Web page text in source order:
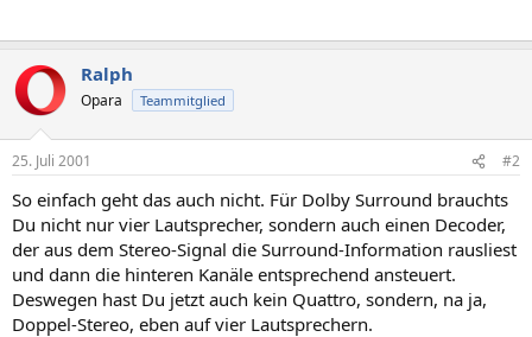
Ralph
Opara Teammitglied
25. Juli 2001 #2
So einfach geht das auch nicht. Für Dolby Surround brauchts
Du nicht nur vier Lautsprecher, sondern auch einen Decoder,
der aus dem Stereo-Signal die Surround-Information rausliest
und dann die hinteren Kanäle entsprechend ansteuert.
Deswegen hast Du jetzt auch kein Quattro, sondern, na ja,
Doppel-Stereo, eben auf vier Lautsprechern.